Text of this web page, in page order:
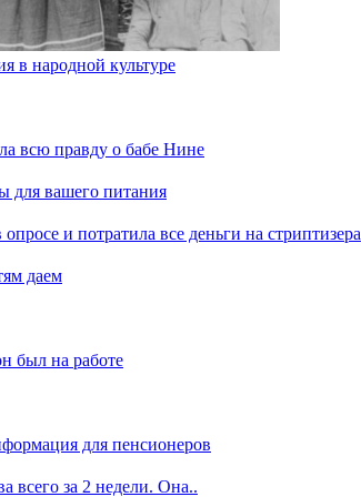
в народной культуре
всю правду о бабе Нине
для вашего питания
и потратила все деньги на стриптизера
даем
был на работе
для пенсионеров
всего за 2 недели. Она..